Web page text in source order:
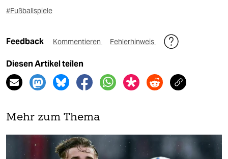
#Fußballspiele
Feedback Kommentieren Fehlerhinweis
Diesen Artikel teilen
Mehr zum Thema